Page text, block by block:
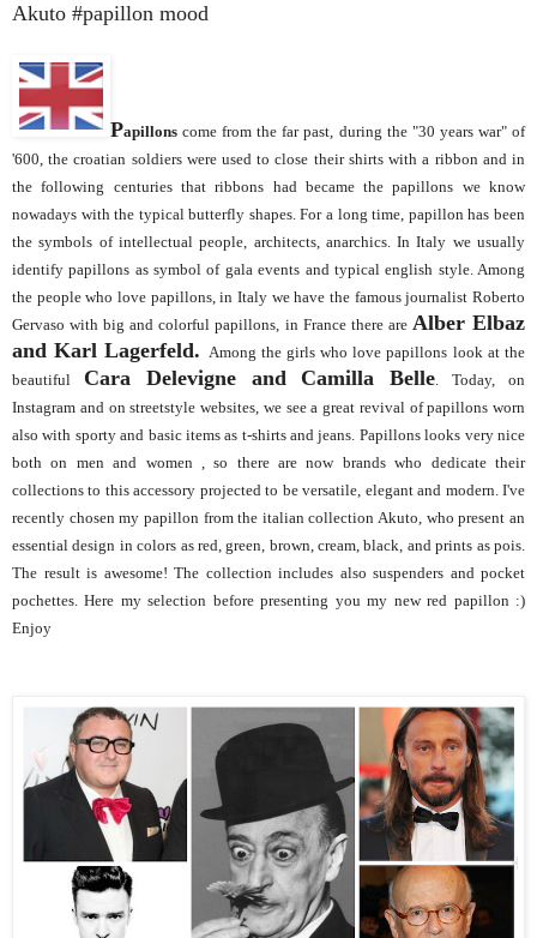
Akuto #papillon mood
Papillons come from the far past, during the "30 years war" of
'600, the croatian soldiers were used to close their shirts with a ribbon and in
the following centuries that ribbons had became the papillons we know
nowadays with the typical butterfly shapes. For a long time, papillon has been
the symbols of intellectual people, architects, anarchics. In Italy we usually
identify papillons as symbol of gala events and typical english style. Among
the people who love papillons, in Italy we have the famous journalist Roberto
Gervaso with big and colorful papillons, in France there are Alber Elbaz
and Karl Lagerfeld. Among the girls who love papillons look at the
beautiful Cara Delevigne and Camilla Belle. Today, on
Instagram and on streetstyle websites, we see a great revival of papillons worn
also with sporty and basic items as t-shirts and jeans. Papillons looks very nice
both on men and women , so there are now brands who dedicate their
collections to this accessory projected to be versatile, elegant and modern. I've
recently chosen my papillon from the italian collection Akuto, who present an
essential design in colors as red, green, brown, cream, black, and prints as pois.
The result is awesome! The collection includes also suspenders and pocket
pochettes. Here my selection before presenting you my new red papillon :)
Enjoy